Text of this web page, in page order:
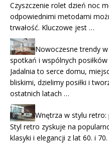
Czyszczenie rolet dzień noc
odpowiednimi metodami
trwałość. Kluczowe jest …
Nowoczesne trendy
spotkań i wspólnych posiłków
Jadalnia to serce domu,
bliskimi, dzielimy posiłki i
ostatnich latach …
Wnętrza w stylu
Styl retro zyskuje na
klasyki i elegancji z lat 60. i